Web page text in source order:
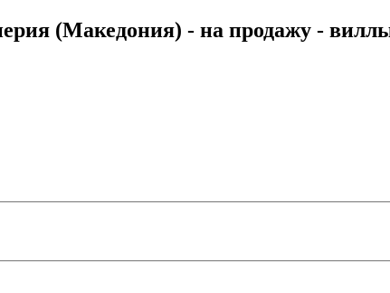
(Македония) - на продажу -